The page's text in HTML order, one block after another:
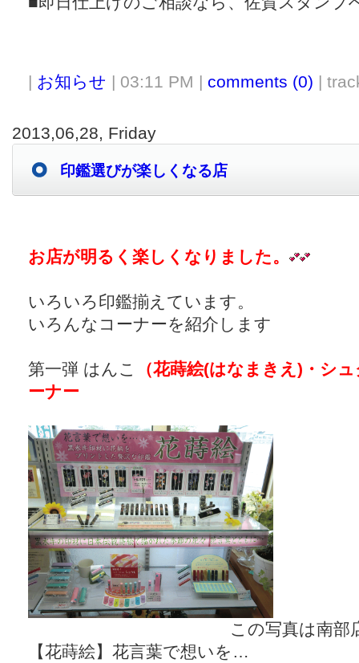
| お知らせ | 03:11 PM | comments (0) |
2013,06,28, Friday
印鑑選びが楽しくなる店
お店が明るく楽しくなりました。
いろいろ印鑑揃えています。
いろんなコーナーを紹介します
第一弾 はんこ
（花蒔絵(はなまきえ)・シ
ーナー
この写真は南部店
【花蒔絵】花言葉で想いを…